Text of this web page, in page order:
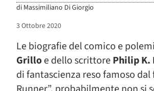
di Massimiliano Di Giorgio
3 Ottobre 2020
Le biografie del comico e
Grilloe dello scrittorePhilip K.
di fantascienza reso famoso